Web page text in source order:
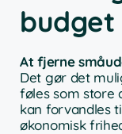
budget
At fjerne
Det gør det
føles som store
kan forvandles
økonomisk